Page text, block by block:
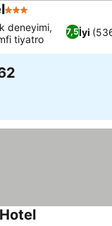
3 Yıldız
7,5İyi
deneyimi,
tiyatro